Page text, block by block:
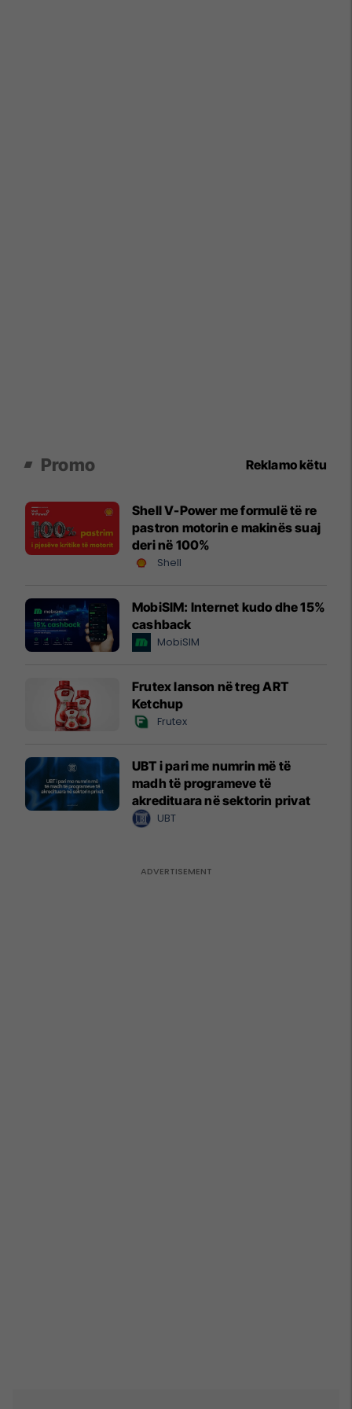
Promo Reklamo këtu
Shell V-Power me formulë të re
pastron motorin e makinës suaj
deri në 100%
Shell
MobiSIM: Internet kudo dhe 15%
cashback
MobiSIM
Frutex lanson në treg ART
Ketchup
Frutex
UBT i pari me numrin më të
madh të programeve të
akredituara në sektorin privat
UBT